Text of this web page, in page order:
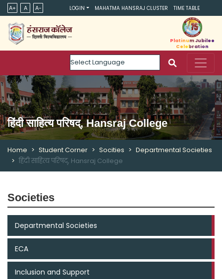
A+ A A- LOGIN MAHATMA HANSRAJ CLUSTER TIME TABLE
Powered by
Platinum Jubilee
Celebration
हिंदी साहित्य परिषद्, Hansraj College
Home Student Corner Socities
Departmental Societies
हिंदी साहित्य परिषद्, Hansraj College
Societies
Departmental Societies
ECA
Inclusion and Support